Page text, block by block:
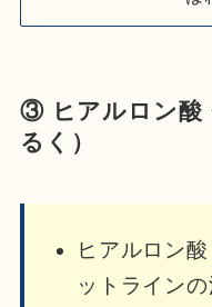
③ ヒアルロン酸
るく）
ヒアルロン
ットライン